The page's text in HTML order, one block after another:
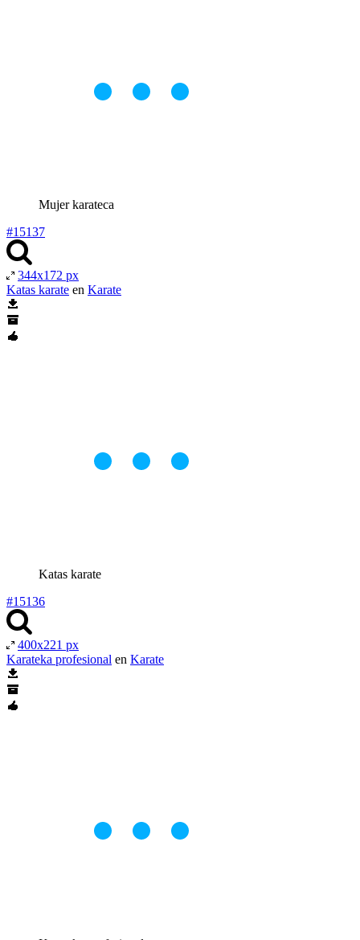
Mujer karateca
#15137
344x172 px
Katas karate en Karate
Katas karate
#15136
400x221 px
Karateka profesional en Karate